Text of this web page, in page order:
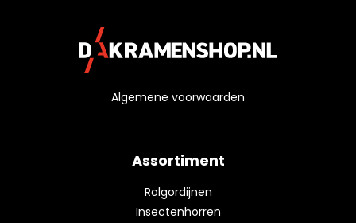
Algemene voorwaarden
Assortiment
Rolgordijnen
Insectenhorren